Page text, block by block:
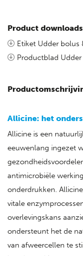
Product downloads
Etiket Udder bolus
Productblad Udder
Allicine: het
Allicine is een
eeuwenlang ingezet
antimicrobiële
onderdrukken.
vitale
overlevingskans
ondersteunt het de
van afweercellen te